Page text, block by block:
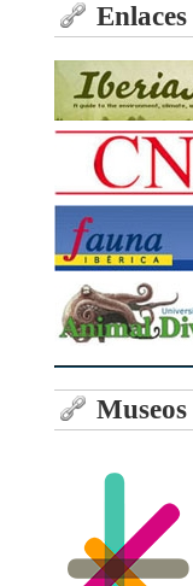
Enlaces